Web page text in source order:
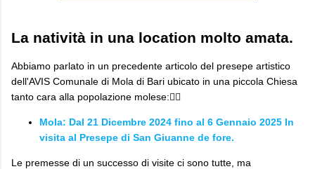
La natività in una location molto amata.
Abbiamo parlato in un precedente articolo del presepe artistico
dell'AVIS Comunale di Mola di Bari ubicato in una piccola Chiesa
tanto cara alla popolazione molese:👇🏼
Mola: Dal 21 Dicembre 2024 fino al 6 Gennaio 2025 In
visita al Presepe di San Giuanne de fore.
Le premesse di un successo di visite ci sono tutte, ma